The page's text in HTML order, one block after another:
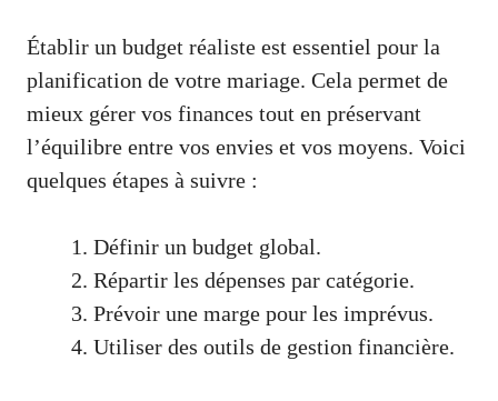
Établir un budget réaliste est essentiel pour la
planification de votre mariage. Cela permet de
mieux gérer vos finances tout en préservant
l’équilibre entre vos envies et vos moyens. Voici
quelques étapes à suivre :
Définir un budget global.
Répartir les dépenses par catégorie.
Prévoir une marge pour les imprévus.
Utiliser des outils de gestion financière.